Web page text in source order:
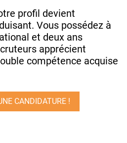
profil devient
Vous possédez à
et deux ans
apprécient
compétence acquise
CANDIDATURE !